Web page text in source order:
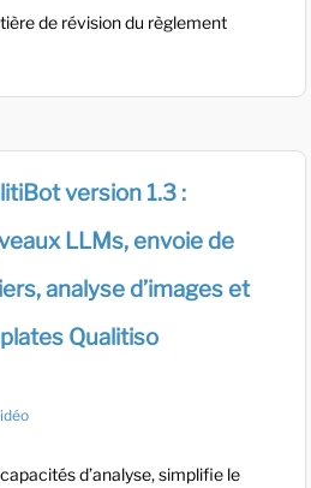
de révision du règlement
version 1.3 :
LLMs, envoie de
analyse d’images et
Qualitiso
d’analyse, simplifie le